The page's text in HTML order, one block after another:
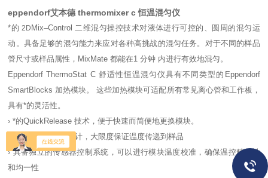
eppendorf艾本德 thermomixer c 恒温混匀仪
*的 2D Mix–Control 二维混匀操控技术对液体进行可控的、圆周的混匀运
动。具备足够的混匀能力来应对各种高挑战的混匀任务。对于不同的样品
管尺寸或样品属性，MixMate 都能在1 分钟 内进行有效地混匀。
Eppendorf ThermoStat C 舒适性恒温混匀仪具有不同类型的Eppendorf
SmartBlocks 加热模块。 这些加热模块可适配所有常见离心管和工作板，
具有*的灵活性。
› *的QuickRelease 技术，便于快速而简便地更换模块。
› 优化的加热模块设计，大限度保证温度传递到样品
› 具备独立的传感器控制系统，可以进行模块温度校准，确保温控精确性
和均一性